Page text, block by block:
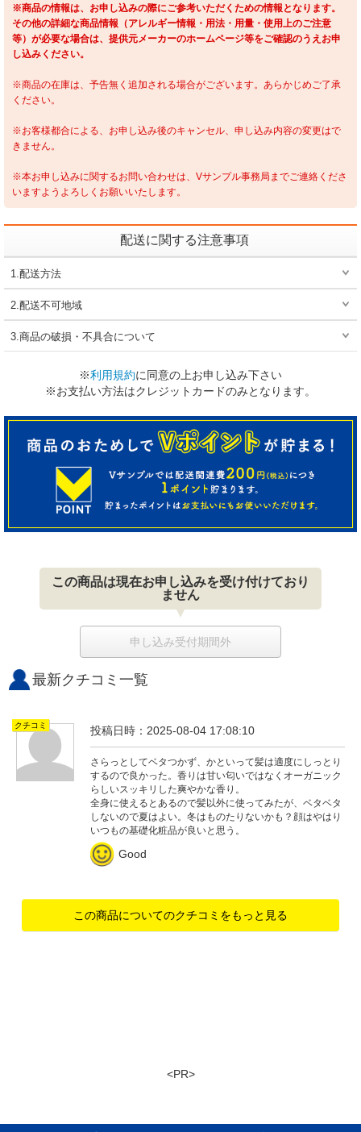
※商品の情報は、お申し込みの際にご参考いただくための情報となります。
その他の詳細な商品情報（アレルギー情報・用法・用量・使用上のご注意
等）が必要な場合は、提供元メーカーのホームページ等をご確認のうえお申
し込みください。
※商品の在庫は、予告無く追加される場合がございます。あらかじめご了承
ください。
※お客様都合による、お申し込み後のキャンセル、申し込み内容の変更はで
きません。
※本お申し込みに関するお問い合わせは、Vサンプル事務局までご連絡くださ
いますようよろしくお願いいたします。
配送に関する注意事項
1.配送方法
2.配送不可地域
3.商品の破損・不具合について
※利用規約に同意の上お申し込み下さい
※お支払い方法はクレジットカードのみとなります。
この商品は現在お申し込みを受け付けており
ません
申し込み受付期間外
最新クチコミ一覧
クチコミ 投稿日時：2025-08-04 17:08:10
さらっとしてベタつかず、かといって髪は適度にしっとり
するので良かった。香りは甘い匂いではなくオーガニック
らしいスッキリした爽やかな香り。
全身に使えるとあるので髪以外に使ってみたが、ベタベタ
しないので夏はよい。冬はものたりないかも？顔はやはり
いつもの基礎化粧品が良いと思う。
Good
この商品についてのクチコミをもっと見る
<PR>